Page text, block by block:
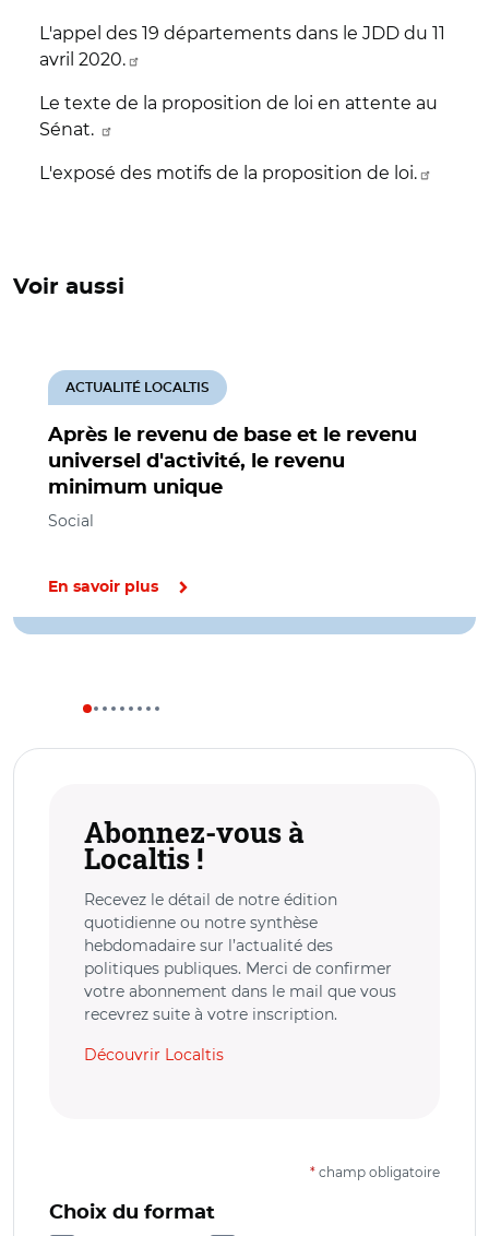
L'appel des 19 départements dans le JDD du 11
avril 2020.
Le texte de la proposition de loi en attente au
Sénat.
L'exposé des motifs de la proposition de loi.
Voir aussi
Après le revenu de base et le revenu
universel d'activité, le revenu
minimum unique
ACTUALITÉ LOCALTIS
Social
En savoir plus
Abonnez-vous à
Localtis !
Recevez le détail de notre édition
quotidienne ou notre synthèse
hebdomadaire sur l’actualité des
politiques publiques. Merci de confirmer
votre abonnement dans le mail que vous
recevrez suite à votre inscription.
Découvrir Localtis
* champ obligatoire
Choix du format